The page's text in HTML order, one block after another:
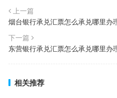
上一篇
烟台银行承兑汇票怎么承兑哪里办
下一篇
东营银行承兑汇票怎么承兑哪里办
相关推荐